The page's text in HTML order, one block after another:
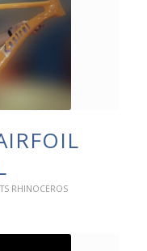
RHINOCEROS